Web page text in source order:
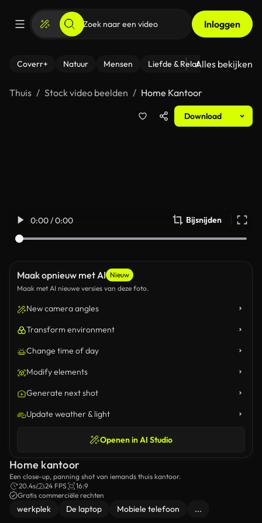
Inloggen
Coverr+ Natuur Mensen Liefde & Relaties - Fitness
Alles bekijken
Thuis Stock video beelden Home Kantoor
Download
0:00 / 0:00 Bijsnijden
Maak opnieuw met AI Nieuw
Maak met AI nieuwe versies van deze foto.
New camera angles
Transform environment
Change time of day
Modify elements
Generate next shot
Update weather & light
Openen in AI Studio
Home kantoor
Een close-up, panning shot van iemands thuis kantoor.
20.4s
24 FPS
16:9
Gratis commerciële rechten
werkplek De laptop Mobiele telefoon ...